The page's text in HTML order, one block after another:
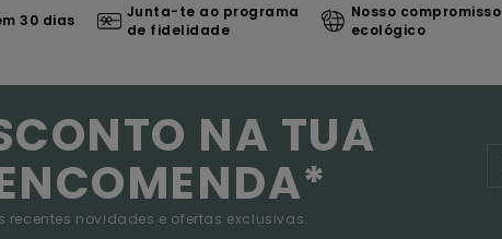
30 dias
Junta-te ao programa
de fidelidade
Nosso compromisso
ecológico
NA TUA
recentes novidades e ofertas exclusivas.